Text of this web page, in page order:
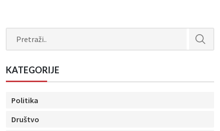
KATEGORIJE
Politika
Društvo